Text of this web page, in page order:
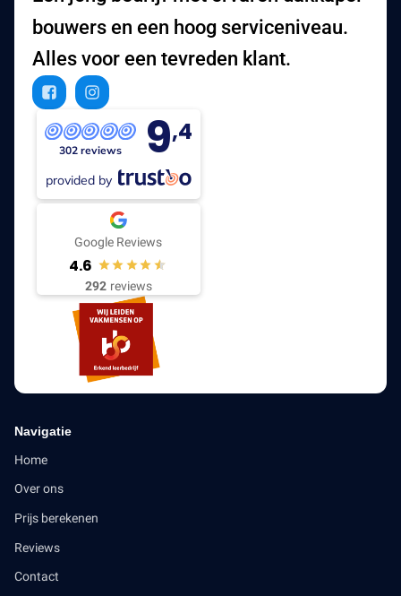
bouwers en een hoog serviceniveau.
Alles voor een tevreden klant.
302 reviews 9,4
provided by
Google Reviews
4.6
292 reviews
Navigatie
Home
Over ons
Prijs berekenen
Reviews
Contact